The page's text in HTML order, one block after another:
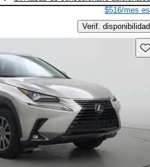
$516/mes
Verif. disponibilidad